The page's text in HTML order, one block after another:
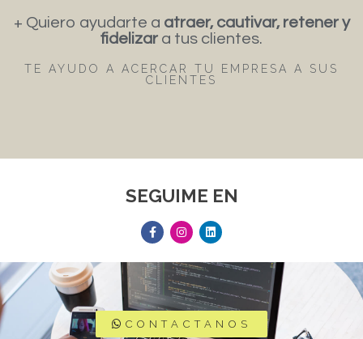
+ Quiero ayudarte a atraer, cautivar, retener y
fidelizar a tus clientes.
TE AYUDO A ACERCAR TU EMPRESA A SUS
CLIENTES
SEGUIME EN
CONTACTANOS